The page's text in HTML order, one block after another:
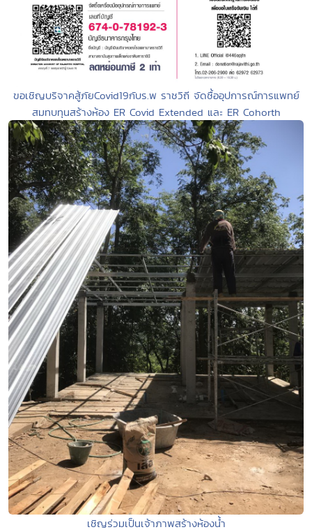
ขอเชิญบริจาคสู้ภัยCovid19กับร.พ ราชวิถี จัดซื้ออุปการณ์การแพทย์
สมทบทุนสร้างห้อง ER Covid Extended และ ER Cohorth
เชิญร่วมเป็นเจ้าภาพสร้างห้องน้ำ